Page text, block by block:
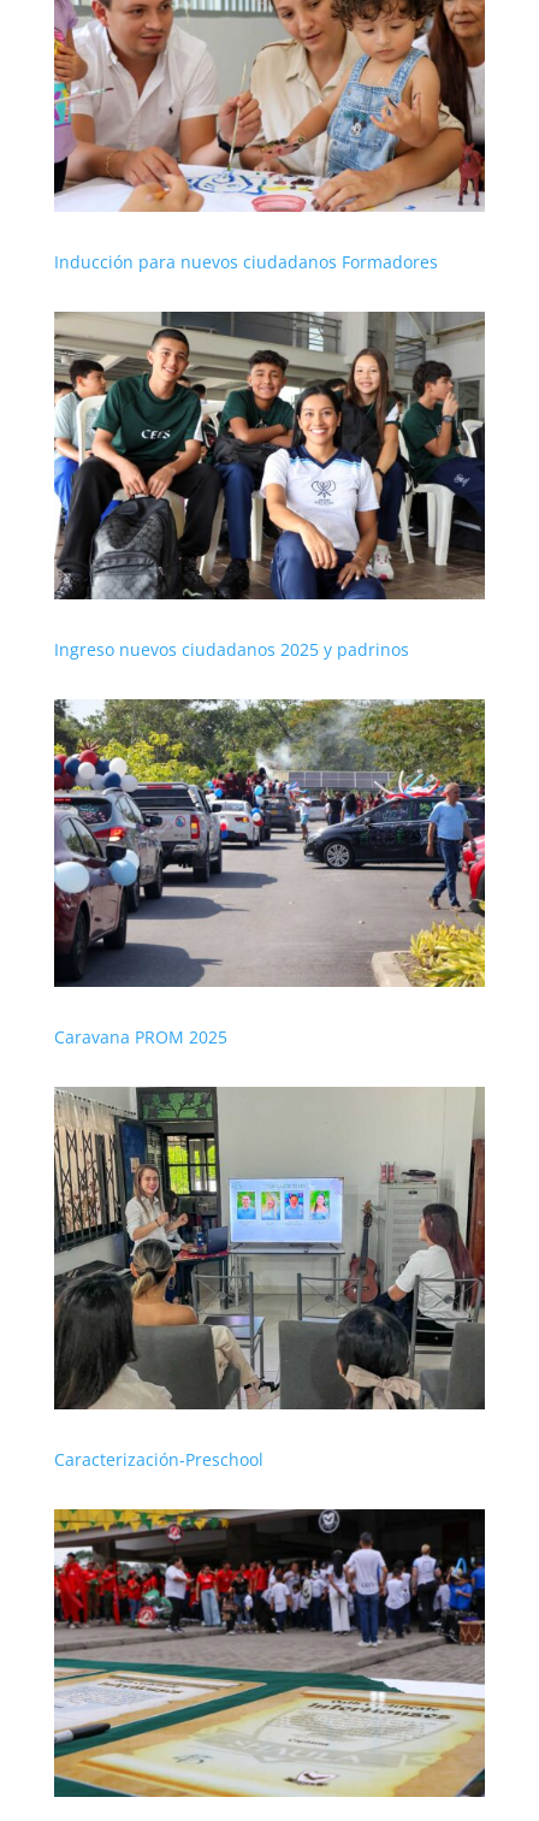
Inducción para nuevos ciudadanos Formadores
Ingreso nuevos ciudadanos 2025 y padrinos
Caravana PROM 2025
Caracterización-Preschool